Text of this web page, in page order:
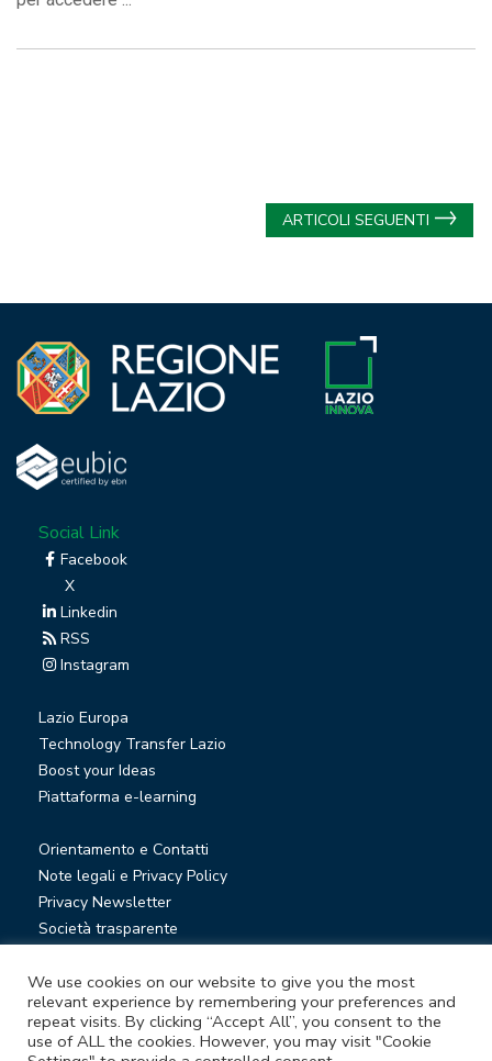
ARTICOLI SEGUENTI
Social Link
Facebook
X
Linkedin
RSS
Instagram
Lazio Europa
Technology Transfer Lazio
Boost your Ideas
Piattaforma e-learning
Orientamento e Contatti
Note legali e Privacy Policy
Privacy Newsletter
Società trasparente
© Lazio Innova S.p.A. società soggetta a direzione e
coordinamento della Regione Lazio
We use cookies on our website to give you the most
relevant experience by remembering your preferences and
repeat visits. By clicking “Accept All”, you consent to the
use of ALL the cookies. However, you may visit "Cookie